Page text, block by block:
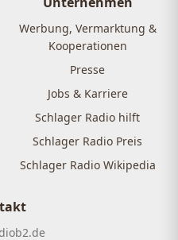
Werbung, Vermarktung &
Kooperationen
Presse
Jobs & Karriere
Schlager Radio hilft
Schlager Radio Preis
Schlager Radio Wikipedia